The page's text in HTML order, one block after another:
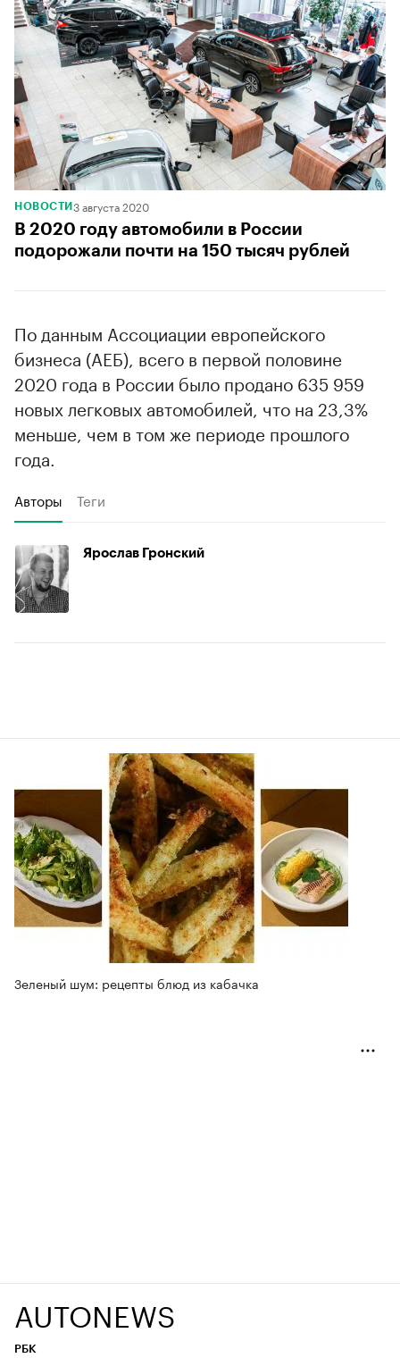
НОВОСТИ 3 августа 2020
В 2020 году автомобили в России
подорожали почти на 150 тысяч рублей
По данным Ассоциации европейского
бизнеса (АЕБ), всего в первой половине
2020 года в России было продано 635 959
новых легковых автомобилей, что на 23,3%
меньше, чем в том же периоде прошлого
года.
Авторы Теги
Ярослав Гронский
Зеленый шум: рецепты блюд из кабачка
AUTONEWS
РБК